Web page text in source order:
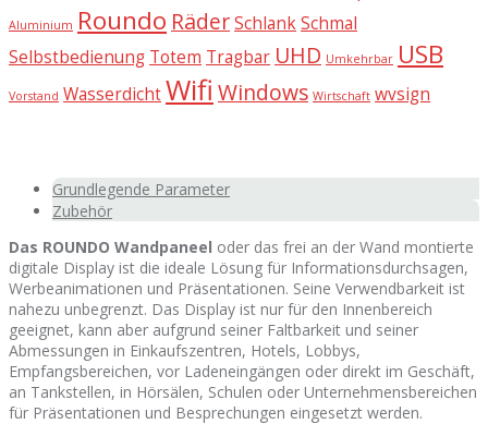
Aluminium Roundo RäderSchlankSchmal
Selbstbedienung Totem Tragbar UHD Umkehrbar USB
Vorstand WasserdichtWifi Windows Wirtschaft wvsign
Grundlegende Parameter
Zubehör
Das ROUNDO Wandpaneel oder das frei an der Wand montierte
digitale Display ist die ideale Lösung für Informationsdurchsagen,
Werbeanimationen und Präsentationen. Seine Verwendbarkeit ist
nahezu unbegrenzt. Das Display ist nur für den Innenbereich
geeignet, kann aber aufgrund seiner Faltbarkeit und seiner
Abmessungen in Einkaufszentren, Hotels, Lobbys,
Empfangsbereichen, vor Ladeneingängen oder direkt im Geschäft,
an Tankstellen, in Hörsälen, Schulen oder Unternehmensbereichen
für Präsentationen und Besprechungen eingesetzt werden.